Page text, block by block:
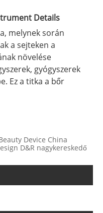
Details
melynek során
a sejteken a
növelése
gyógyszerek
Ez a titka a bőr
Device China
D&R nagykereskedő